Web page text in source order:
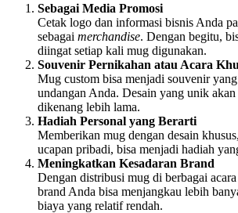
Sebagai Media Promosi
Cetak logo dan informasi bisnis Anda
sebagai merchandise. Dengan begitu,
diingat setiap kali mug digunakan.
Souvenir Pernikahan atau Acara
Mug custom bisa menjadi souvenir
undangan Anda. Desain yang unik
dikenang lebih lama.
Hadiah Personal yang Berarti
Memberikan mug dengan desain
ucapan pribadi, bisa menjadi hadiah
Meningkatkan Kesadaran Brand
Dengan distribusi mug di berbagai
brand Anda bisa menjangkau lebih
biaya yang relatif rendah.